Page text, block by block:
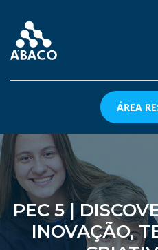
ÁREA
PEC 5 |
INOVAÇÃO,